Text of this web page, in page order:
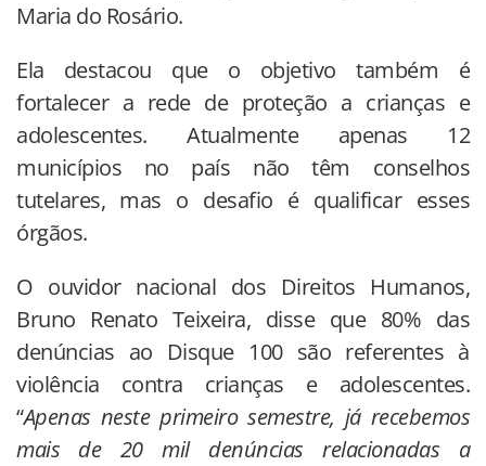
Maria do Rosário.
Ela destacou que o objetivo também é
fortalecer a rede de proteção a crianças e
adolescentes. Atualmente apenas 12
municípios no país não têm conselhos
tutelares, mas o desafio é qualificar esses
órgãos.
O ouvidor nacional dos Direitos Humanos,
Bruno Renato Teixeira, disse que 80% das
denúncias ao Disque 100 são referentes à
violência contra crianças e adolescentes.
“Apenas neste primeiro semestre, já recebemos
mais de 20 mil denúncias relacionadas a